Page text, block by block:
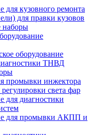
для кузовного ремонта
для правки кузовов
наборы
оборудование
ТНВД
промывки инжектора
света фар
для диагностики
для промывки АКПП и